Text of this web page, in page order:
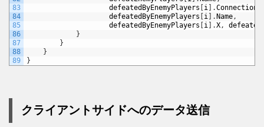
83
84
85
86
87
88
89
defeatedByEnemyPlayers
i .
defeatedByEnemyPlayers
i . Name,
defeatedByEnemyPlayers
i .X,
}
}
}
}
クライアントサイドへのデータ送信